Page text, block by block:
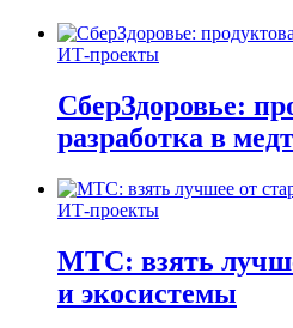
ИТ-проекты
СберЗдоровье:
разработка в
ИТ-проекты
МТС: взять
и экосистемы